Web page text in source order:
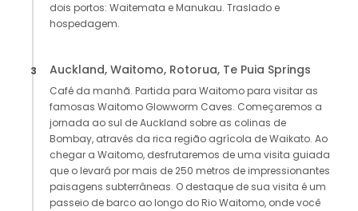
dois portos: Waitemata e Manukau. Traslado e
hospedagem.
3 Auckland, Waitomo, Rotorua, Te Puia Springs
Café da manhã. Partida para Waitomo para visitar as
famosas Waitomo Glowworm Caves. Começaremos a
jornada ao sul de Auckland sobre as colinas de
Bombay, através da rica região agrícola de Waikato. Ao
chegar a Waitomo, desfrutaremos de uma visita guiada
que o levará por mais de 250 metros de impressionantes
paisagens subterrâneas. O destaque de sua visita é um
passeio de barco ao longo do Rio Waitomo, onde você